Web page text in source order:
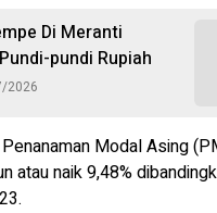
Di Meranti
pundi Rupiah
2026
Modal Asing
atau naik 9,48%